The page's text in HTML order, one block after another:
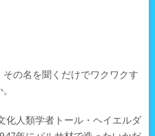
その名を聞くだけでワクワクす
化人類学者トール・ヘイエルダ